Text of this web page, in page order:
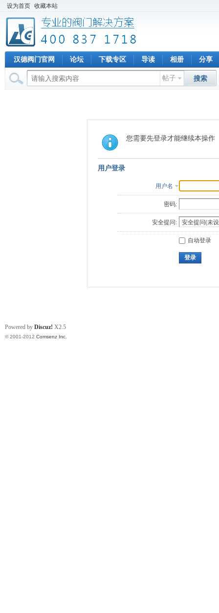
设为首页 收藏本站
汉德阀门官网 论坛 下载专区 导读 相册 分享
帖子 搜索
您需要先登录才能继续本操作
用户登录
用户名
密码:
安全提问:
自动登录
登录
Powered by Discuz! X2.5
© 2001-2012 Comsenz Inc.